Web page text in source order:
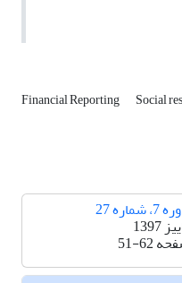
Financial Reporting Social
شماره 27
1397
51-62